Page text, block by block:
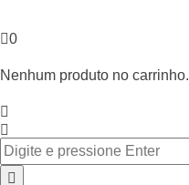
0
Nenhum produto no carrinho.